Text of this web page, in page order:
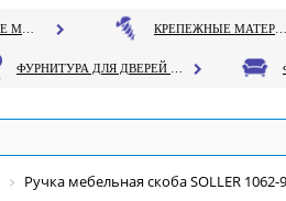
Ручка мебельная скоба SOLLER